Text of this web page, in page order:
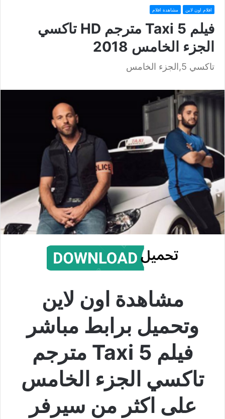
افلام اون لاين مشاهدة افلام
فيلم Taxi 5 مترجم HD تاكسي
الجزء الخامس 2018
تاكسي 5,الجزء الخامس
مشاهدة اون لاين
وتحميل برابط مباشر
فيلم Taxi 5 مترجم
تاكسي الجزء الخامس
على اكثر من سيرفر